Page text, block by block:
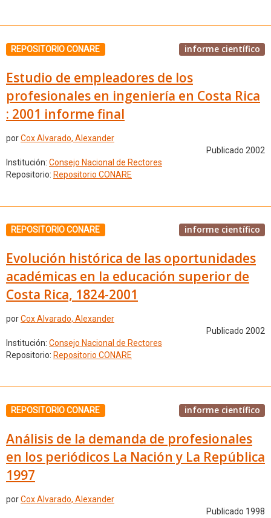
REPOSITORIO CONARE informe científico
Estudio de empleadores de los
profesionales en ingeniería en Costa Rica
: 2001 informe final
porCox Alvarado, Alexander
Publicado 2002
Institución: Consejo Nacional de Rectores
Repositorio: Repositorio CONARE
REPOSITORIO CONARE informe científico
Evolución histórica de las oportunidades
académicas en la educación superior de
Costa Rica, 1824-2001
porCox Alvarado, Alexander
Publicado 2002
Institución: Consejo Nacional de Rectores
Repositorio: Repositorio CONARE
REPOSITORIO CONARE informe científico
Análisis de la demanda de profesionales
en los periódicos La Nación y La República
1997
porCox Alvarado, Alexander
Publicado 1998